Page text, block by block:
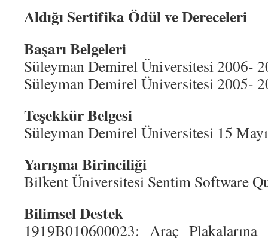
AldığıSertifika Ödül ve Dereceleri
Başarı Belgeleri
Süleyman Demirel Üniversitesi 2006-
Süleyman Demirel Üniversitesi 2005-
Teşekkür Belgesi
Süleyman Demirel Üniversitesi 15
Yarışma Birinciliği
Bilkent Üniversitesi Sentim Software
Bilimsel Destek
1919B010600023: Araç